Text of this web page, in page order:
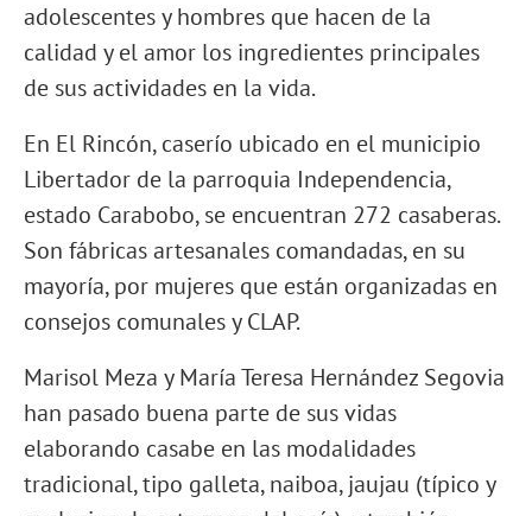
adolescentes y hombres que hacen de la
calidad y el amor los ingredientes principales
de sus actividades en la vida.
En El Rincón, caserío ubicado en el municipio
Libertador de la parroquia Independencia,
estado Carabobo, se encuentran 272 casaberas.
Son fábricas artesanales comandadas, en su
mayoría, por mujeres que están organizadas en
consejos comunales y CLAP.
Marisol Meza y María Teresa Hernández Segovia
han pasado buena parte de sus vidas
elaborando casabe en las modalidades
tradicional, tipo galleta, naiboa, jaujau (típico y